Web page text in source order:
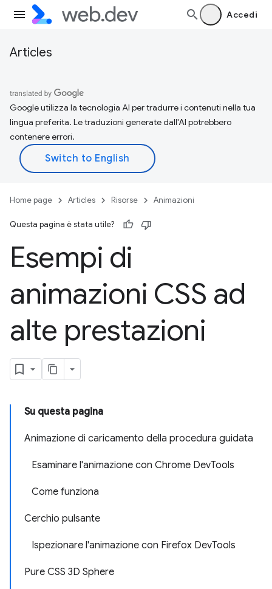
Accedi
Articles
Google utilizza la tecnologia AI per tradurre i contenuti nella tua
lingua preferita. Le traduzioni generate dall'AI potrebbero
contenere errori.
Home page Articles Risorse Animazioni
Questa pagina è stata utile?
Esempi di
animazioni CSS ad
alte prestazioni
Su questa pagina
Animazione di caricamento della procedura guidata
Esaminare l'animazione con Chrome DevTools
Come funziona
Cerchio pulsante
Ispezionare l'animazione con Firefox DevTools
Pure CSS 3D Sphere